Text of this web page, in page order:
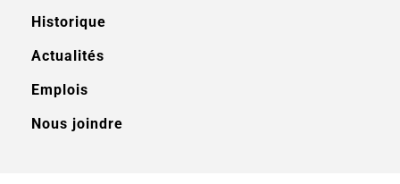
Historique
Actualités
Emplois
Nous joindre